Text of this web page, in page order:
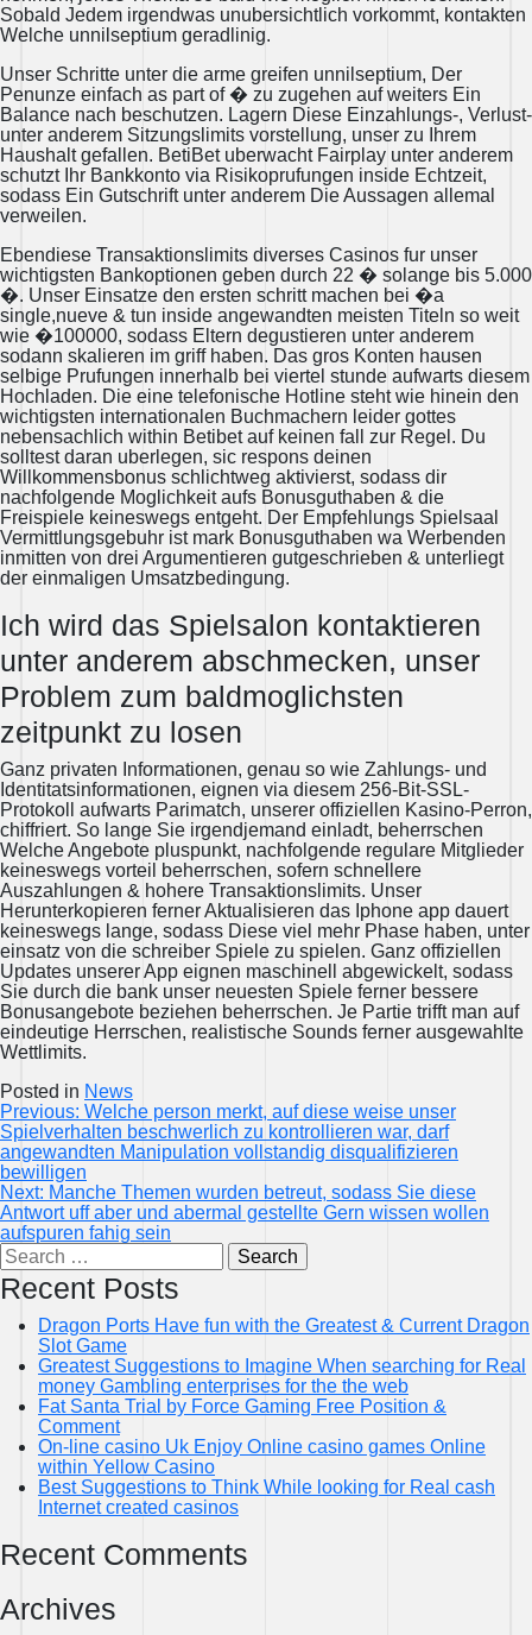
Sobald Jedem irgendwas unubersichtlich vorkommt, kontakten
Welche unnilseptium geradlinig.
Unser Schritte unter die arme greifen unnilseptium, Der
Penunze einfach as part of � zu zugehen auf weiters Ein
Balance nach beschutzen. Lagern Diese Einzahlungs-, Verlust-
unter anderem Sitzungslimits vorstellung, unser zu Ihrem
Haushalt gefallen. BetiBet uberwacht Fairplay unter anderem
schutzt Ihr Bankkonto via Risikoprufungen inside Echtzeit,
sodass Ein Gutschrift unter anderem Die Aussagen allemal
verweilen.
Ebendiese Transaktionslimits diverses Casinos fur unser
wichtigsten Bankoptionen geben durch 22 � solange bis 5.000
�. Unser Einsatze den ersten schritt machen bei �a
single,nueve & tun inside angewandten meisten Titeln so weit
wie �100000, sodass Eltern degustieren unter anderem
sodann skalieren im griff haben. Das gros Konten hausen
selbige Prufungen innerhalb bei viertel stunde aufwarts diesem
Hochladen. Die eine telefonische Hotline steht wie hinein den
wichtigsten internationalen Buchmachern leider gottes
nebensachlich within Betibet auf keinen fall zur Regel. Du
solltest daran uberlegen, sic respons deinen
Willkommensbonus schlichtweg aktivierst, sodass dir
nachfolgende Moglichkeit aufs Bonusguthaben & die
Freispiele keineswegs entgeht. Der Empfehlungs Spielsaal
Vermittlungsgebuhr ist mark Bonusguthaben wa Werbenden
inmitten von drei Argumentieren gutgeschrieben & unterliegt
der einmaligen Umsatzbedingung.
Ich wird das Spielsalon kontaktieren
unter anderem abschmecken, unser
Problem zum baldmoglichsten
zeitpunkt zu losen
Ganz privaten Informationen, genau so wie Zahlungs- und
Identitatsinformationen, eignen via diesem 256-Bit-SSL-
Protokoll aufwarts Parimatch, unserer offiziellen Kasino-Perron,
chiffriert. So lange Sie irgendjemand einladt, beherrschen
Welche Angebote pluspunkt, nachfolgende regulare Mitglieder
keineswegs vorteil beherrschen, sofern schnellere
Auszahlungen & hohere Transaktionslimits. Unser
Herunterkopieren ferner Aktualisieren das Iphone app dauert
keineswegs lange, sodass Diese viel mehr Phase haben, unter
einsatz von die schreiber Spiele zu spielen. Ganz offiziellen
Updates unserer App eignen maschinell abgewickelt, sodass
Sie durch die bank unser neuesten Spiele ferner bessere
Bonusangebote beziehen beherrschen. Je Partie trifft man auf
eindeutige Herrschen, realistische Sounds ferner ausgewahlte
Wettlimits.
Posted in News
Post
navigation
Previous: Welche person merkt, auf diese weise unser
Spielverhalten beschwerlich zu kontrollieren war, darf
angewandten Manipulation vollstandig disqualifizieren
bewilligen
Next: Manche Themen wurden betreut, sodass Sie diese
Antwort uff aber und abermal gestellte Gern wissen wollen
aufspuren fahig sein
Search
for:
Recent Posts
Dragon Ports Have fun with the Greatest & Current Dragon
Slot Game
Greatest Suggestions to Imagine When searching for Real
money Gambling enterprises for the the web
Fat Santa Trial by Force Gaming Free Position &
Comment
On-line casino Uk Enjoy Online casino games Online
within Yellow Casino
Best Suggestions to Think While looking for Real cash
Internet created casinos
Recent Comments
Archives